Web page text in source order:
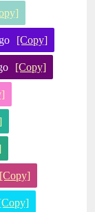
[Copy]
[Copy]
[Copy]